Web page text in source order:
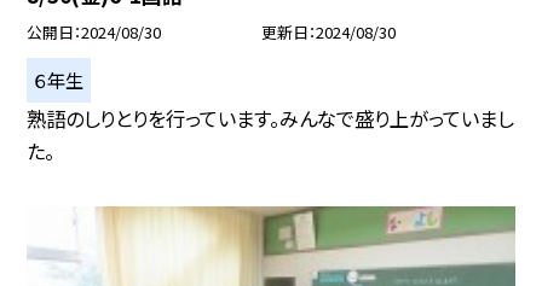
公開日 2024/08/30 更新日 2024/08/30
６年生
熟語のしりとりを行っています。みんなで盛り上がっていまし
た。